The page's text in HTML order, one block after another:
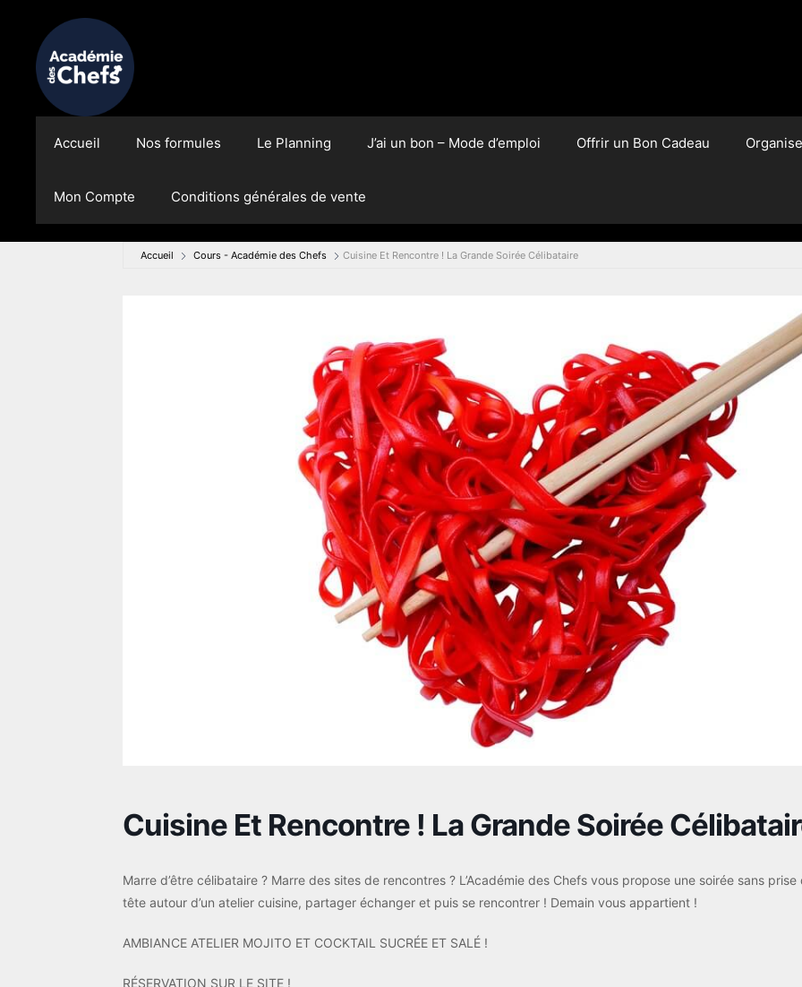
contenu
Accueil Nos formules Le Planning J’ai un bon – Mode d’emploi Offrir un Bon Cadeau
Mon Compte Conditions générales de vente
Accueil Cours - Académie des Chefs Cuisine Et Rencontre ! La Grande Soirée Célibataire
Cuisine Et Rencontre ! La Grande Soirée
Marre d’être célibataire ? Marre des sites de rencontres ? L’Académie des Chefs vous propose une soirée sans prise
tête autour d’un atelier cuisine, partager échanger et puis se rencontrer ! Demain vous appartient !
AMBIANCE ATELIER MOJITO ET COCKTAIL SUCRÉE ET SALÉ !
RÉSERVATION SUR LE SITE !